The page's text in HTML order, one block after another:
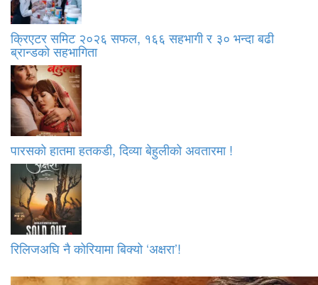
क्रिएटर समिट २०२६ सफल, १६६ सहभागी र ३० भन्दा बढी
ब्रान्डको सहभागिता
पारसको हातमा हतकडी, दिव्या बेहुलीको अवतारमा !
रिलिजअघि नै कोरियामा बिक्यो ‘अक्षरा’!